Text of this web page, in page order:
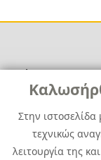
Στην
τεχνικώς
λειτουργία της
Χρήσιμα
Χρήσιμα
Επικοινωνία
Media Kit
Καριέρα
Όμιλος Quest
Site Map